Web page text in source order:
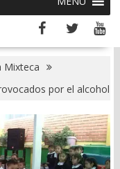
Mixteca
por el alcohol